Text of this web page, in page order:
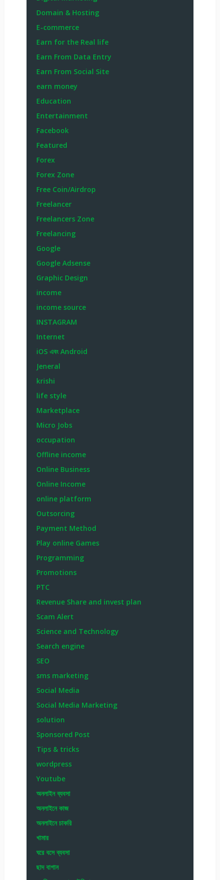
Domain & Hosting
E-commerce
Earn for the Real life
Earn From Data Entry
Earn From Social Site
earn money
Education
Entertainment
Facebook
Featured
Forex
Forex Zone
Free Coin/Airdrop
Freelancer
Freelancers Zone
Freelancing
Google
Google Adsense
Graphic Design
income
income source
INSTAGRAM
Internet
iOS এবং Android
Jeneral
krishi
life style
Marketplace
Micro Jobs
occupation
Offline income
Online Business
Online Income
online platform
Outsorcing
Payment Method
Play online Games
Programming
Promotions
PTC
Revenue Share and invest plan
Scam Alert
Science and Technology
Search engine
SEO
sms marketing
Social Media
Social Media Marketing
solution
Sponsored Post
Tips & tricks
wordpress
Youtube
অনলাইন ব্যবসা
অনলাইনে কাজ
অনলাইনে চাকরি
খামার
ঘরে বসে ব্যবসা
ছাদ বাগান